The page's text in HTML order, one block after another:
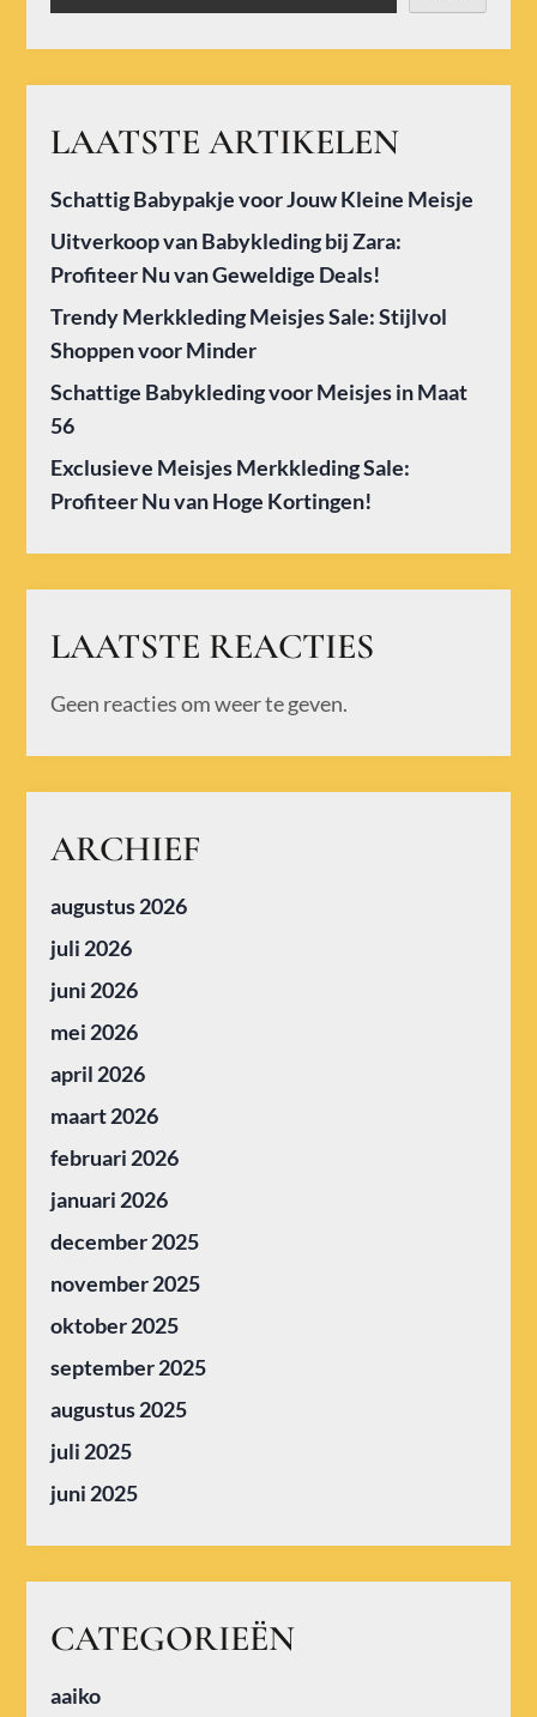
LAATSTE ARTIKELEN
Schattig Babypakje voor Jouw Kleine Meisje
Uitverkoop van Babykleding bij Zara:
Profiteer Nu van Geweldige Deals!
Trendy Merkkleding Meisjes Sale: Stijlvol
Shoppen voor Minder
Schattige Babykleding voor Meisjes in Maat
56
Exclusieve Meisjes Merkkleding Sale:
Profiteer Nu van Hoge Kortingen!
LAATSTE REACTIES
Geen reacties om weer te geven.
ARCHIEF
augustus 2026
juli 2026
juni 2026
mei 2026
april 2026
maart 2026
februari 2026
januari 2026
december 2025
november 2025
oktober 2025
september 2025
augustus 2025
juli 2025
juni 2025
CATEGORIEËN
aaiko